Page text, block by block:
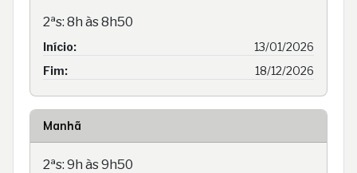
2ªs: 8h às 8h50
Início:
13/01/2026
Fim:
18/12/2026
Manhã
2ªs: 9h às 9h50